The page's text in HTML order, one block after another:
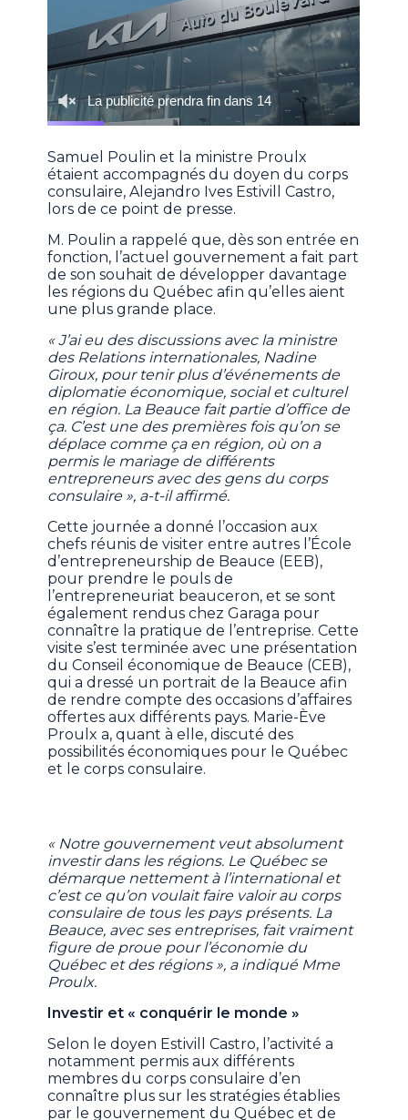
Samuel Poulin et la ministre Proulx
étaient accompagnés du doyen du corps
consulaire, Alejandro Ives Estivill Castro,
lors de ce point de presse.
M. Poulin a rappelé que, dès son entrée en
fonction, l’actuel gouvernement a fait part
de son souhait de développer davantage
les régions du Québec afin qu’elles aient
une plus grande place.
« J’ai eu des discussions avec la ministre
des Relations internationales, Nadine
Giroux, pour tenir plus d’événements de
diplomatie économique, social et culturel
en région. La Beauce fait partie d’office de
ça. C’est une des premières fois qu’on se
déplace comme ça en région, où on a
permis le mariage de différents
entrepreneurs avec des gens du corps
consulaire », a-t-il affirmé.
Cette journée a donné l’occasion aux
chefs réunis de visiter entre autres l’École
d’entrepreneurship de Beauce (EEB),
pour prendre le pouls de
l’entrepreneuriat beauceron, et se sont
également rendus chez Garaga pour
connaître la pratique de l’entreprise. Cette
visite s’est terminée avec une présentation
du Conseil économique de Beauce (CEB),
qui a dressé un portrait de la Beauce afin
de rendre compte des occasions d’affaires
offertes aux différents pays. Marie-Ève
Proulx a, quant à elle, discuté des
possibilités économiques pour le Québec
et le corps consulaire.
« Notre gouvernement veut absolument
investir dans les régions. Le Québec se
démarque nettement à l’international et
c’est ce qu’on voulait faire valoir au corps
consulaire de tous les pays présents. La
Beauce, avec ses entreprises, fait vraiment
figure de proue pour l’économie du
Québec et des régions », a indiqué Mme
Proulx.
Investir et « conquérir le monde »
Selon le doyen Estivill Castro, l’activité a
notamment permis aux différents
membres du corps consulaire d’en
connaître plus sur les stratégies établies
par le gouvernement du Québec et de